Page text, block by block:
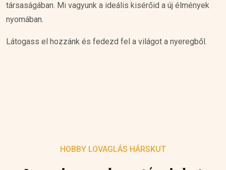
társaságában. Mi vagyunk a ideális kisérőid a új élmények
nyomában.
Látogass el hozzánk és fedezd fel a világot a nyeregből.
HOBBY LOVAGLÁS HÁRSKUT